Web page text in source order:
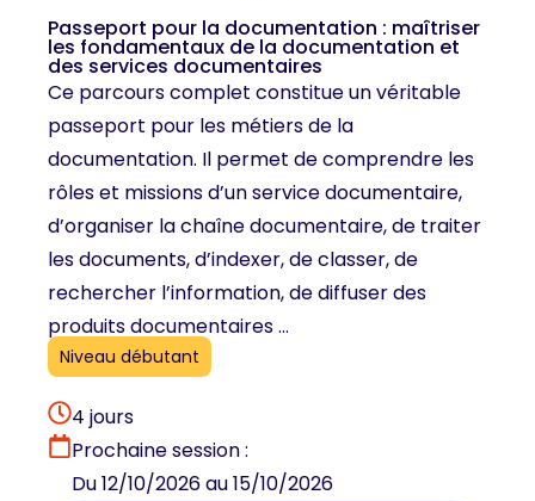
Passeport pour la documentation : maîtriser
les fondamentaux de la documentation et
des services documentaires
Ce parcours complet constitue un véritable
passeport pour les métiers de la
documentation. Il permet de comprendre les
rôles et missions d’un service documentaire,
d’organiser la chaîne documentaire, de traiter
les documents, d’indexer, de classer, de
rechercher l’information, de diffuser des
produits documentaires ...
Niveau débutant
4 jours
Prochaine session :
Du 12/10/2026 au 15/10/2026